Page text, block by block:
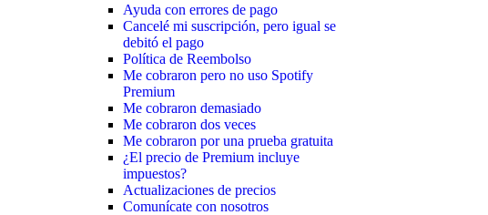
Ayuda con errores de pago
Cancelé mi suscripción, pero igual se
debitó el pago
Política de Reembolso
Me cobraron pero no uso Spotify
Premium
Me cobraron demasiado
Me cobraron dos veces
Me cobraron por una prueba gratuita
¿El precio de Premium incluye
impuestos?
Actualizaciones de precios
Comunícate con nosotros